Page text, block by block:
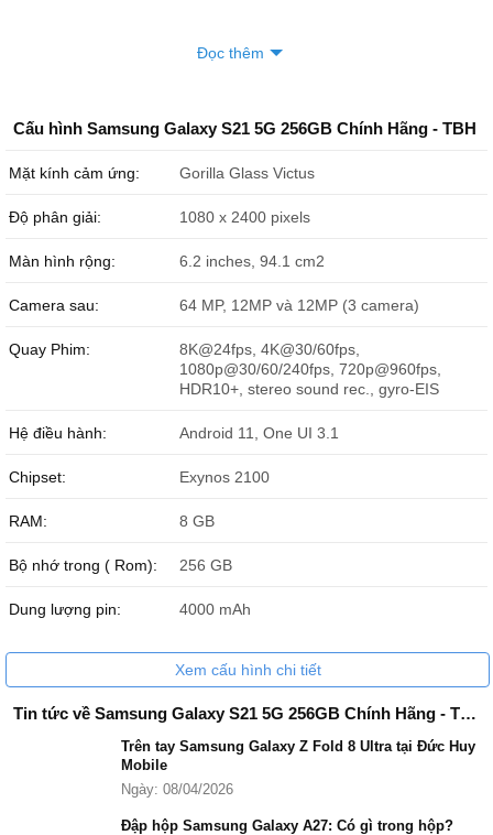
Đọc thêm
Cấu hình Samsung Galaxy S21 5G 256GB Chính Hãng - TBH
Mặt kính cảm ứng: Gorilla Glass Victus
Độ phân giải: 1080 x 2400 pixels
Màn hình rộng: 6.2 inches, 94.1 cm2
Camera sau: 64 MP, 12MP và 12MP (3 camera)
Quay Phim:
8K@24fps, 4K@30/60fps,
1080p@30/60/240fps, 720p@960fps,
HDR10+, stereo sound rec., gyro-EIS
Hệ điều hành: Android 11, One UI 3.1
Chipset: Exynos 2100
RAM: 8 GB
Bộ nhớ trong ( Rom): 256 GB
Dung lượng pin: 4000 mAh
Xem cấu hình chi tiết
Tin tức về Samsung Galaxy S21 5G 256GB Chính Hãng - TBH
Trên tay Samsung Galaxy Z Fold 8 Ultra tại Đức Huy
Mobile
Ngày: 08/04/2026
Đập hộp Samsung Galaxy A27: Có gì trong hộp?